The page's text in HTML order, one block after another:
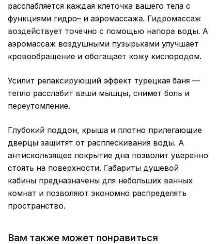
расслабляется каждая клеточка вашего тела с
функциями гидро– и аэромассажа. Гидромассаж
воздействует точечно с помощью напора воды. А
аэромассаж воздушными пузырьками улучшает
кровообращение и обогащает кожу кислородом.
Усилит релаксирующий эффект турецкая баня —
тепло расслабит ваши мышцы, снимет боль и
переутомление.
Глубокий поддон, крыша и плотно прилегающие
дверцы защитят от расплескивания воды. А
антискользящее покрытие дна позволит уверенно
стоять на поверхности. Габариты душевой
кабины предназначены для небольших ванных
комнат и позволяют экономно распределять
пространство.
Вам также может понравиться